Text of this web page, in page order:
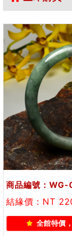
商品編號：
結緣價：NT
全館特價